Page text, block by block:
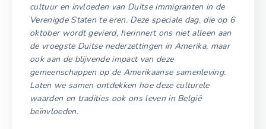
cultuur en invloeden van Duitse immigranten in de
Verenigde Staten te eren. Deze speciale dag, die op 6
oktober wordt gevierd, herinnert ons niet alleen aan
de vroegste Duitse nederzettingen in Amerika, maar
ook aan de blijvende impact van deze
gemeenschappen op de Amerikaanse samenleving.
Laten we samen ontdekken hoe deze culturele
waarden en tradities ook ons leven in België
beïnvloeden.